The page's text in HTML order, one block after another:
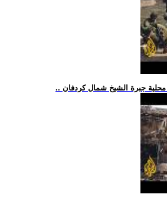
محلية جبرة الشيخ شمال كردفان